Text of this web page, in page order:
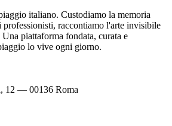
italiano. Custodiamo la memoria
raccontiamo l'arte invisibile
piattaforma fondata, curata e
lo vive ogni giorno.
12 — 00136 Roma